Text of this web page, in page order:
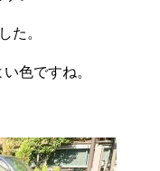
た。
色ですね。